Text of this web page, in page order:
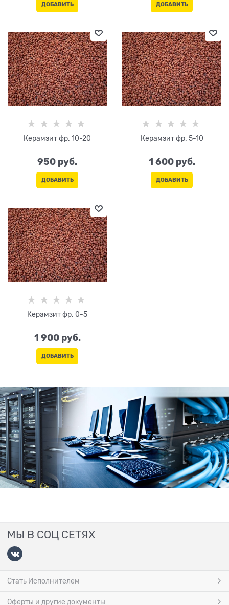
ДОБАВИТЬ ДОБАВИТЬ
Керамзит фр. 10-20
950 руб.
ДОБАВИТЬ
Керамзит фр. 5-10
1 600 руб.
ДОБАВИТЬ
Керамзит фр. 0-5
1 900 руб.
ДОБАВИТЬ
МЫ В СОЦ СЕТЯХ
Стать Исполнителем
Оферты и другие документы